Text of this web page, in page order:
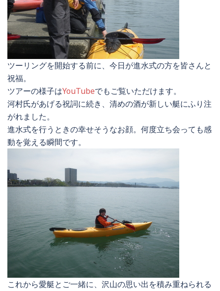
ツーリングを開始する前に、今日が進水式の方を皆さんと
祝福。
ツアーの様子はYouTubeでもご覧いただけます。
河村氏があげる祝詞に続き、清めの酒が新しい艇にふり注
がれました。
進水式を行うときの幸せそうなお顔。何度立ち会っても感
動を覚える瞬間です。
これから愛艇とご一緒に、沢山の思い出を積み重ねられる